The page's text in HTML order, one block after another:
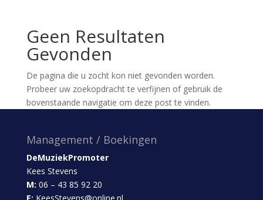
Geen Resultaten
Gevonden
De pagina die u zocht kon niet gevonden worden.
Probeer uw zoekopdracht te verfijnen of gebruik de
bovenstaande navigatie om deze post te vinden.
Management / Boekingen
DeMuziekPromoter
Kees Stevens
M: 06 – 43 85 92 20